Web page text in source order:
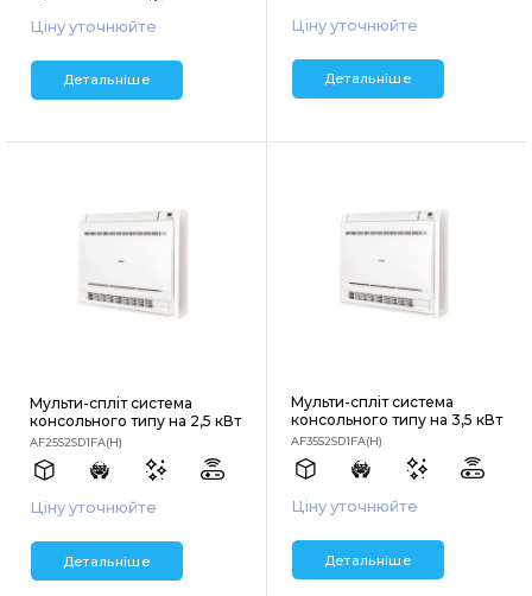
Ціну уточнюйте
Детальніше
Ціну уточнюйте
Детальніше
Мульти-спліт система
консольного типу на 2,5 кВт
AF25S2SD1FA(H)
Ціну уточнюйте
Детальніше
Мульти-спліт система
консольного типу на 3,5 кВт
AF35S2SD1FA(H)
Ціну уточнюйте
Детальніше